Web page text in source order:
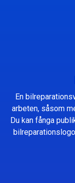
En
arbeten, såsom
Du kan fånga